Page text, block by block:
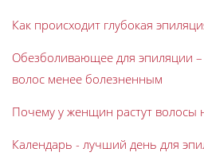
Как происходит глубокая
Обезболивающее для эпиляции –
волос менее болезненным
Почему у женщин растут волосы
Календарь - лучший день для